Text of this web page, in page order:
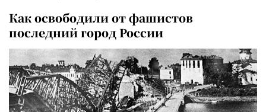
Как освободили от фашистов
последний город России